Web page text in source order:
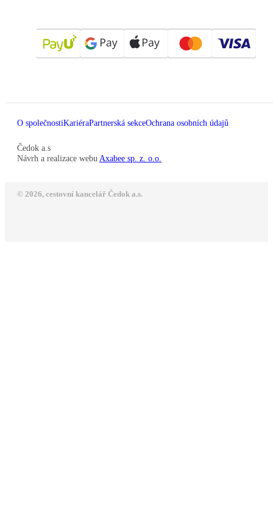
O společnostiKariéraPartnerská sekceOchrana osobních údajů
Čedok a.s
Návrh a realizace webu Axabee sp. z. o.o.
© 2026, cestovní kancelář Čedok a.s.